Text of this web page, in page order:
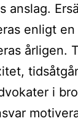
anslag.
enligt
årligen.
i